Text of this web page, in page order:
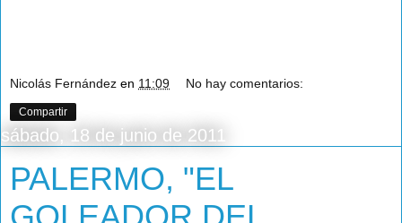
Nicolás Fernández en 11:09 No hay comentarios:
Compartir
sábado, 18 de junio de 2011
PALERMO, "EL